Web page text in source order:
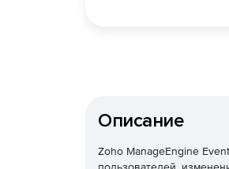
Описание
Zoho ManageEngine